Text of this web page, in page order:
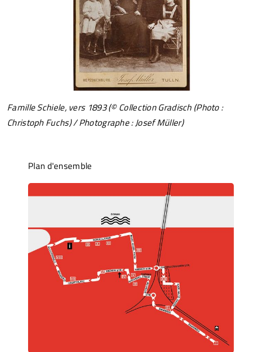
Famille Schiele, vers 1893 (© Collection Gradisch (Photo :
Christoph Fuchs) / Photographe : Josef Müller)
Plan d'ensemble